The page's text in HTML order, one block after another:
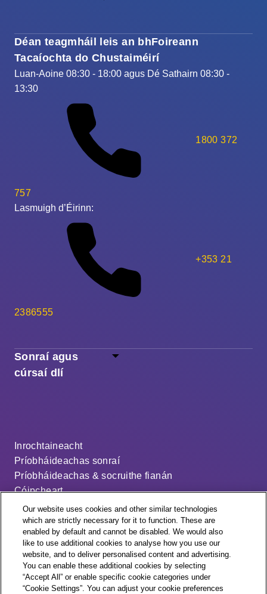
Sonraí agus
cúrsaí dlí
Inrochtaineacht
Príobháideachas sonraí
Príobháideachas & socruithe fianán
Cóipcheart
Séanadh
Ráiteas ar an sclábhaíocht nua-aimseartha
An cód dáileacháin
Socruithe fianán
Déan teagmháil leis an bhFoireann
Tacaíochta do Chustaiméirí
Luan-Aoine 08:30 - 18:00 agus Dé Sathairn 08:30 -
13:30
1800 372
757
Lasmuigh d’Éirinn:
+353 21
2386555
Our website uses cookies and other similar technologies
which are strictly necessary for it to function. These are
enabled by default and cannot be disabled. We would also
like to use additional cookies to analyse how you use our
website, and to deliver personalised content and advertising.
You can enable these additional cookies by selecting
“Accept All” or enable specific cookie categories under
“Cookie Settings”. You can adjust your cookie preferences